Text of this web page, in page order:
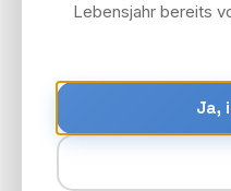
Bildergalerie überspringen
Lebensjahr bereits
Ja,